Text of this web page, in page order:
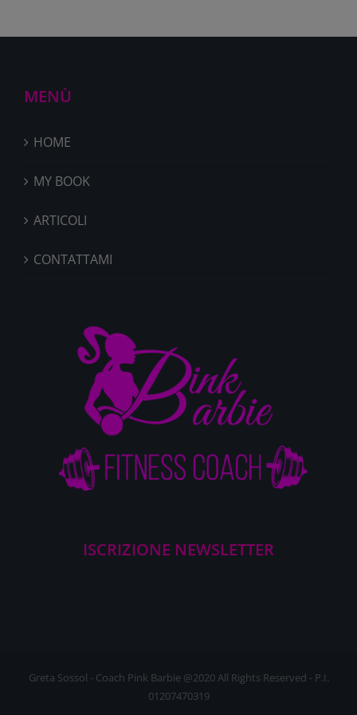
MENÙ
HOME
MY BOOK
ARTICOLI
CONTATTAMI
ISCRIZIONE NEWSLETTER
Greta Sossol - Coach Pink Barbie @2020 All Rights Reserved - P.I.
01207470319